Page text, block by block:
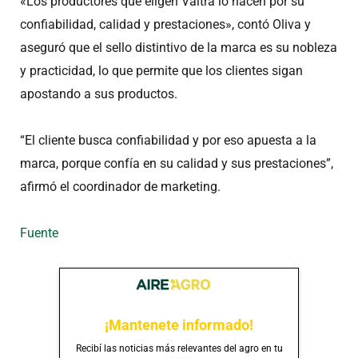
confiabilidad, calidad y prestaciones», contó Oliva y
aseguró que el sello distintivo de la marca es su nobleza
y practicidad, lo que permite que los clientes sigan
apostando a sus productos.
“El cliente busca confiabilidad y por eso apuesta a la
marca, porque confía en su calidad y sus prestaciones”,
afirmó el coordinador de marketing.
Fuente
¡Mantenete informado!
Recibí las noticias más relevantes del agro en tu